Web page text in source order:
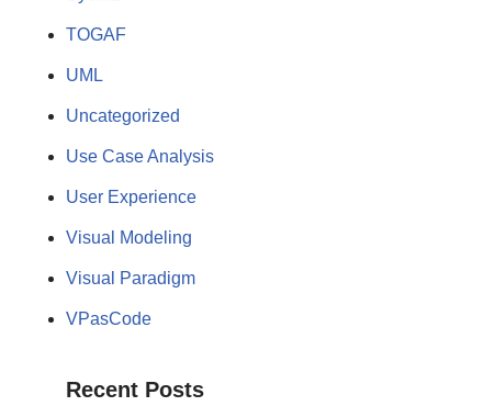
TOGAF
UML
Uncategorized
Use Case Analysis
User Experience
Visual Modeling
Visual Paradigm
VPasCode
Recent Posts